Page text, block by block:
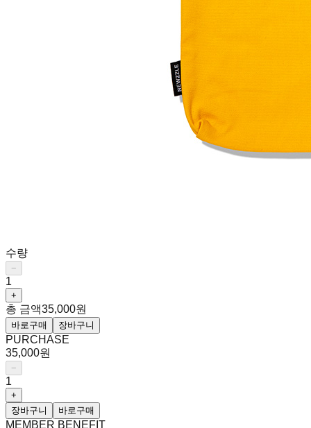
수량
−
1
+
총 금액35,000원
바로구매 장바구니
PURCHASE
35,000원
−
1
+
장바구니
바로구매
MEMBER BENEFIT